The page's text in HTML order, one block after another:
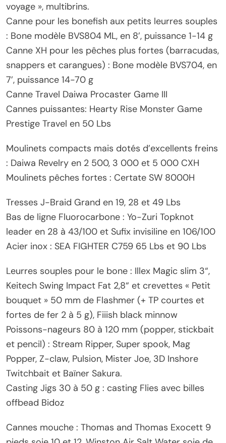
voyage », multibrins.
Canne pour les bonefish aux petits leurres souples
: Bone modèle BVS804 ML, en 8’, puissance 1-14 g
Canne XH pour les pêches plus fortes (barracudas,
snappers et carangues) : Bone modèle BVS704, en
7’, puissance 14-70 g
Canne Travel Daiwa Procaster Game III
Cannes puissantes: Hearty Rise Monster Game
Prestige Travel en 50 Lbs
Moulinets compacts mais dotés d’excellents freins
: Daiwa Revelry en 2 500, 3 000 et 5 000 CXH
Moulinets pêches fortes : Certate SW 8000H
Tresses J-Braid Grand en 19, 28 et 49 Lbs
Bas de ligne Fluorocarbone : Yo-Zuri Topknot
leader en 28 à 43/100 et Sufix invisiline en 106/100
Acier inox : SEA FIGHTER C759 65 Lbs et 90 Lbs
Leurres souples pour le bone : Illex Magic slim 3“,
Keitech Swing Impact Fat 2,8“ et crevettes « Petit
bouquet » 50 mm de Flashmer (+ TP courtes et
fortes de fer 2 à 5 g), Fiiish black minnow
Poissons-nageurs 80 à 120 mm (popper, stickbait
et pencil) : Stream Ripper, Super spook, Mag
Popper, Z-claw, Pulsion, Mister Joe, 3D Inshore
Twitchbait et Baïner Sakura.
Casting Jigs 30 à 50 g : casting Flies avec billes
offbead Bidoz
Cannes mouche : Thomas and Thomas Exocett 9